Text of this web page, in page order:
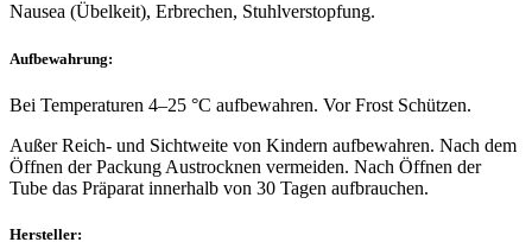
Nausea (Übelkeit), Erbrechen, Stuhlverstopfung.
Aufbewahrung:
Bei Temperaturen 4–25 °C aufbewahren. Vor Frost Schützen.
Außer Reich- und Sichtweite von Kindern aufbewahren. Nach dem
Öffnen der Packung Austrocknen vermeiden. Nach Öffnen der
Tube das Präparat innerhalb von 30 Tagen aufbrauchen.
Hersteller: